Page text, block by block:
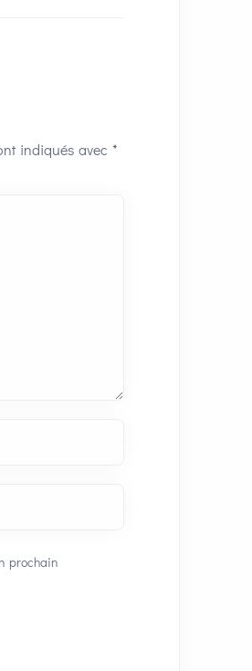
indiqués avec *
prochain